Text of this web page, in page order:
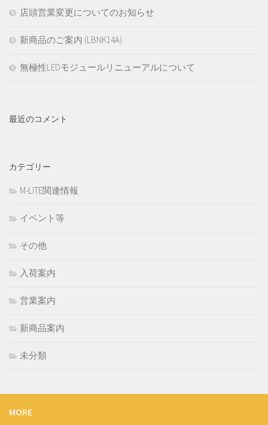
店頭営業変更についてのお知らせ
新商品のご案内 (LBNK14A)
無極性LEDモジュールリニューアルについて
最近のコメント
カテゴリー
M-LITE関連情報
イベント等
その他
入荷案内
営業案内
新商品案内
未分類
MORE